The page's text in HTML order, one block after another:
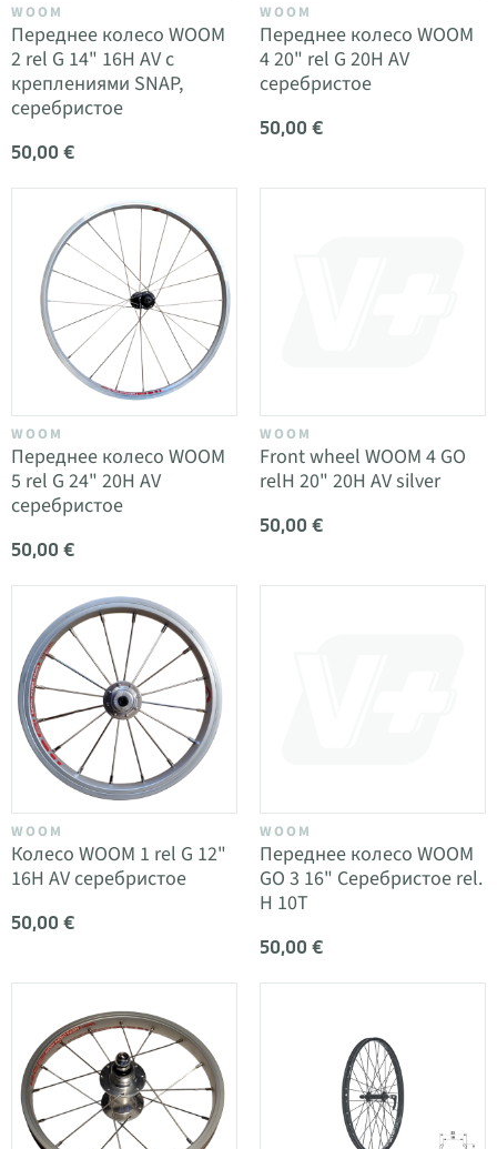
WOOM
Переднее колесо WOOM
2 rel G 14" 16H AV с
креплениями SNAP,
серебристое
50,00 €
WOOM
Переднее колесо WOOM
4 20" rel G 20H AV
серебристое
50,00 €
WOOM
Переднее колесо WOOM
5 rel G 24" 20H AV
серебристое
50,00 €
WOOM
Front wheel WOOM 4 GO
relH 20" 20H AV silver
50,00 €
WOOM
Колесо WOOM 1 rel G 12"
16H AV серебристое
50,00 €
WOOM
Переднее колесо WOOM
GO 3 16" Серебристое rel.
H 10T
50,00 €